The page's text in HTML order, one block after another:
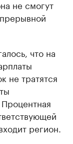
не смогут
что на
не тратятся
регион.